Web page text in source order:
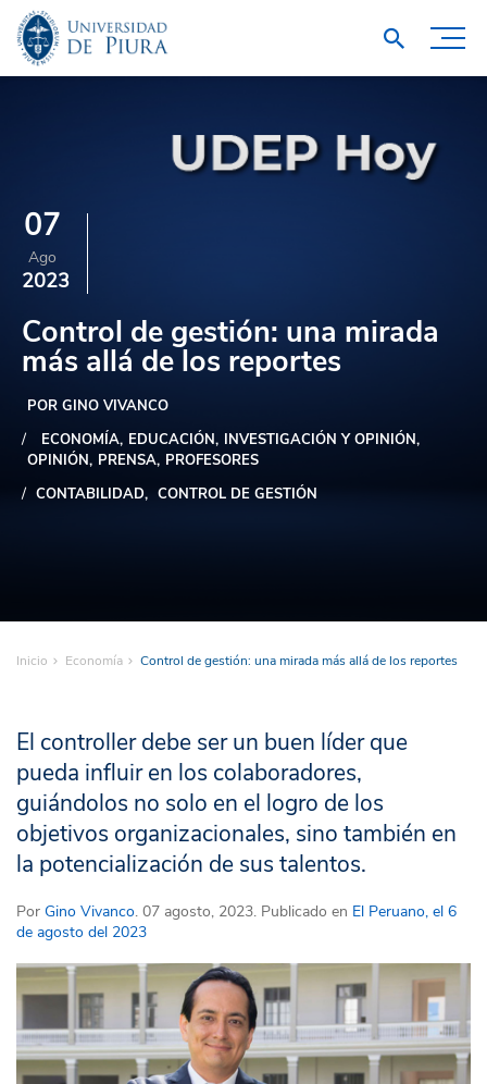
07
Ago
2023
Control de gestión: una mirada
más allá de los reportes
POR GINO VIVANCO
ECONOMÍA EDUCACIÓN INVESTIGACIÓN Y OPINIÓN
OPINIÓN PRENSA PROFESORES
CONTABILIDAD
CONTROL DE GESTIÓN
Inicio Economía Control de gestión: una mirada más allá de los reportes
El controller debe ser un buen líder que
pueda influir en los colaboradores,
guiándolos no solo en el logro de los
objetivos organizacionales, sino también en
la potencialización de sus talentos.
Por Gino Vivanco. 07 agosto, 2023. Publicado en El Peruano, el 6
de agosto del 2023